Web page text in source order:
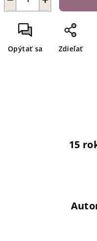
Opýtať sa Zdieľať
15